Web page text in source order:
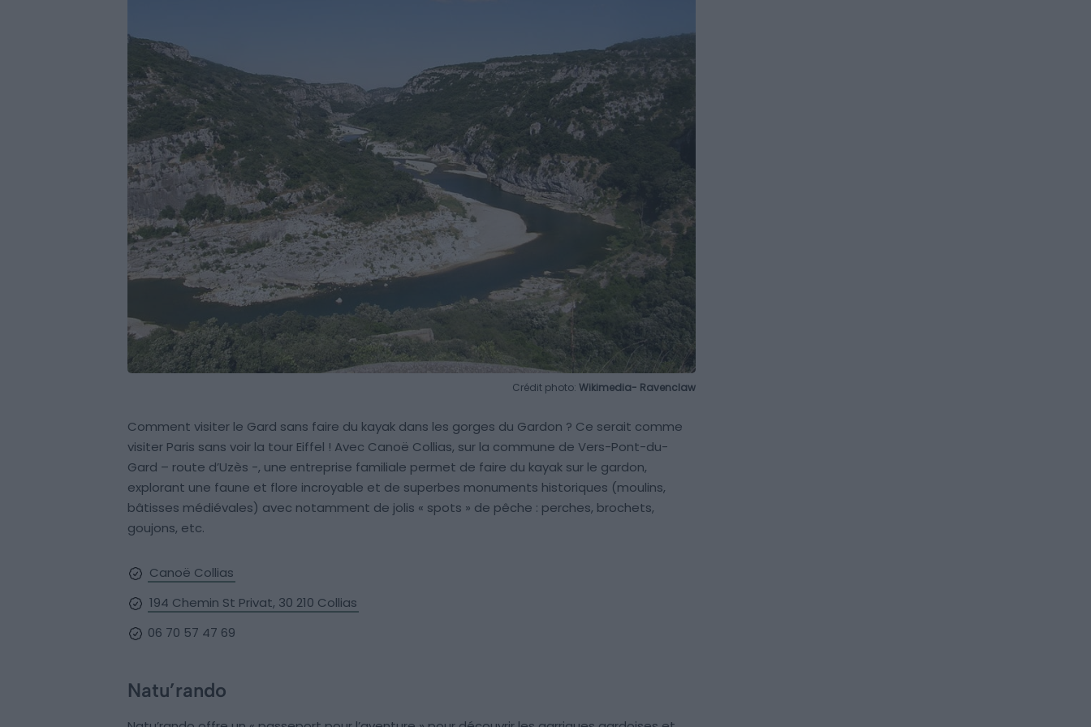
Crédit photo: Wikimedia- Ravenclaw
Comment visiter le Gard sans faire du kayak dans les gorges du Gardon ? Ce serait comme
visiter Paris sans voir la tour Eiffel ! Avec Canoë Collias, sur la commune de Vers-Pont-du-
Gard – route d’Uzès -, une entreprise familiale permet de faire du kayak sur le gardon,
explorant une faune et flore incroyable et de superbes monuments historiques (moulins,
bâtisses médiévales) avec notamment de jolis « spots » de pêche : perches, brochets,
goujons, etc.
Canoë Collias
194 Chemin St Privat, 30 210 Collias
06 70 57 47 69
Natu’rando